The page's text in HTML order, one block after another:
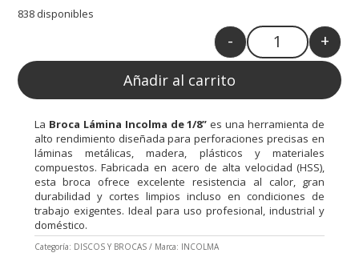
838 disponibles
Quantity
- +
Añadir al carrito
La Broca Lámina Incolma de 1/8” es una herramienta de
alto rendimiento diseñada para perforaciones precisas en
láminas metálicas, madera, plásticos y materiales
compuestos. Fabricada en acero de alta velocidad (HSS),
esta broca ofrece excelente resistencia al calor, gran
durabilidad y cortes limpios incluso en condiciones de
trabajo exigentes. Ideal para uso profesional, industrial y
doméstico.
Categoría: DISCOS Y BROCAS Marca: INCOLMA